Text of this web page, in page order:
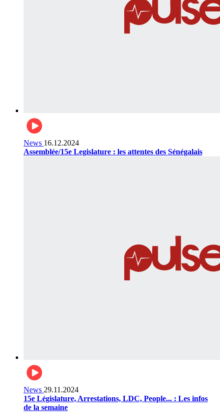
News 16.12.2024
Assemblée/15e Legislature : les attentes des Sénégalais
News 29.11.2024
15e Législature, Arrestations, LDC, People... : Les infos
de la semaine